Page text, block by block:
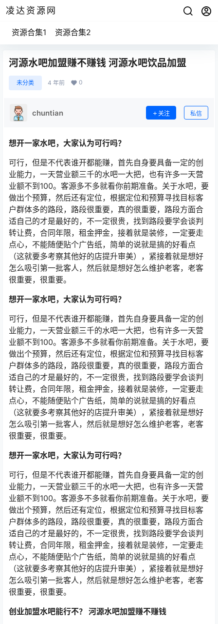
凌达资源网
资源合集1 资源合集2
河源水吧加盟赚不赚钱 河源水吧饮品加盟
未分类 4 年前 0
chuntian 关注 私信
想开一家水吧，大家认为可行吗？
可行，但是不代表谁开都能赚，首先自身要具备一定的创
业能力，一天营业额三千的水吧一大把，也有许多一天营
业额不到100。客源多不多就看你前期准备。关于水吧，要
做出个预算，然后还有定位，根据定位和预算寻找目标客
户群体多的路段，路段很重要，真的很重要，路段方面合
适自己的才是最好的，不一定很贵，找到路段要学会谈判
转让费，合同年限，租金押金，接着就是装修，一定要走
点心，不能随便贴个广告纸，简单的说就是搞的好看点
（这就要多考察其他好的店提升审美），紧接着就是想好
怎么吸引第一批客人，然后就是想好怎么维护老客，老客
很重要，很重要。
想开一家水吧，大家认为可行吗？
可行，但是不代表谁开都能赚，首先自身要具备一定的创
业能力，一天营业额三千的水吧一大把，也有许多一天营
业额不到100。客源多不多就看你前期准备。关于水吧，要
做出个预算，然后还有定位，根据定位和预算寻找目标客
户群体多的路段，路段很重要，真的很重要，路段方面合
适自己的才是最好的，不一定很贵，找到路段要学会谈判
转让费，合同年限，租金押金，接着就是装修，一定要走
点心，不能随便贴个广告纸，简单的说就是搞的好看点
（这就要多考察其他好的店提升审美），紧接着就是想好
怎么吸引第一批客人，然后就是想好怎么维护老客，老客
很重要，很重要。
想开一家水吧，大家认为可行吗？
可行，但是不代表谁开都能赚，首先自身要具备一定的创
业能力，一天营业额三千的水吧一大把，也有许多一天营
业额不到100。客源多不多就看你前期准备。关于水吧，要
做出个预算，然后还有定位，根据定位和预算寻找目标客
户群体多的路段，路段很重要，真的很重要，路段方面合
适自己的才是最好的，不一定很贵，找到路段要学会谈判
转让费，合同年限，租金押金，接着就是装修，一定要走
点心，不能随便贴个广告纸，简单的说就是搞的好看点
（这就要多考察其他好的店提升审美），紧接着就是想好
怎么吸引第一批客人，然后就是想好怎么维护老客，老客
很重要，很重要。
创业加盟水吧能行不？ 河源水吧加盟赚不赚钱